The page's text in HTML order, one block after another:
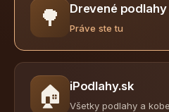
🌳 Drevené podlahy
Práve ste tu
🏠 iPodlahy.sk
Všetky podlahy a